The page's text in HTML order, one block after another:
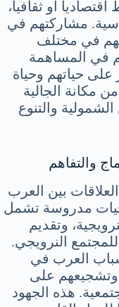
أو ثقافياً،
مشاركتهم في
في مختلف
في المساهمة
على حياتهم وحياة
مكانة الجالية
والتنوع
والتفاهم
بين العرب
مدروسة تشمل
وتقديم
النرويجي.
العرب في
على
هذه الجهود